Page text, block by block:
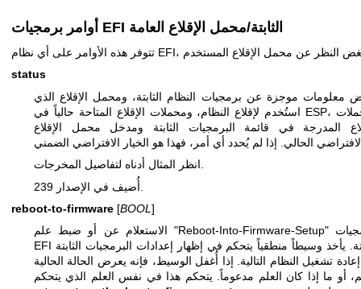
أوامر برمجيات EFI الثابتة/محمل الإقلاع العامة
status
معلومات موجزة عن برمجيات النظام الثابتة، ومحمل الإقلاع الذي
استُخدم لإقلاع النظام، ومحملات الإقلاع المتاحة حالياً في ESP، ومحملات
المدرجة في قائمة البرمجيات الثابتة ومدخل محمل الإقلاع
reboot-to-firmware [BOOL ]
الاستعلام عن أو ضبط علم "Reboot-Into-Firmware-Setup" لبرمجيات
EFI الثابتة. يأخذ وسيطاً منطقياً يتحكم في إظهار إعدادات البرمجيات الثابتة
تشغيل النظام التالية. إذا أُغفل الوسيط، فإنه يعرض الحالة الحالية
أو ما إذا كان العلم مدعوماً. يتحكم هذا في نفس العلم الذي يتحكم